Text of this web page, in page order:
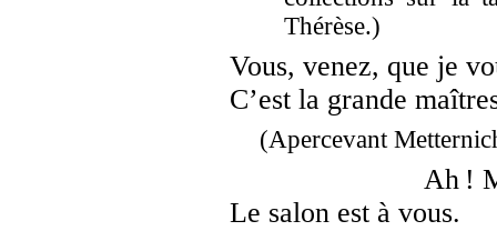
Thérèse.)
Vous, venez, que je
C’est la grande
(Apercevant
Ah !
Le salon est à vous.